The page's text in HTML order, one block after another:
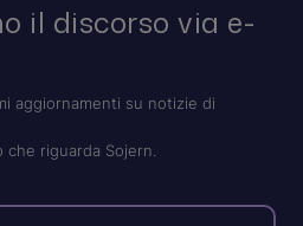
il discorso via e-
aggiornamenti su notizie di
riguarda Sojern.